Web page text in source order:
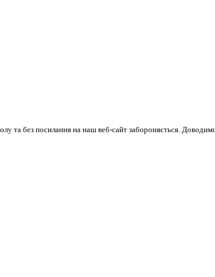
та без посилання на наш веб-сайт забороняється.